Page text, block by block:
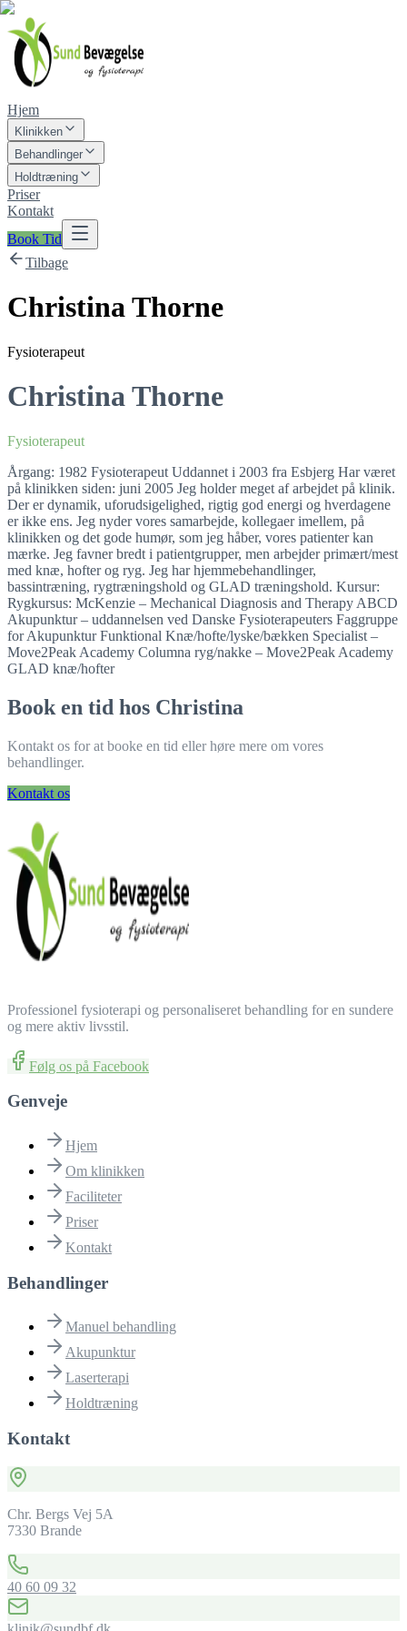
Hjem
Klinikken
Behandlinger
Holdtræning
Priser
Kontakt
Book Tid
Tilbage
Christina Thorne
Fysioterapeut
Christina Thorne
Fysioterapeut
Årgang: 1982 Fysioterapeut Uddannet i 2003 fra Esbjerg Har været
på klinikken siden: juni 2005 Jeg holder meget af arbejdet på klinik.
Der er dynamik, uforudsigelighed, rigtig god energi og hverdagene
er ikke ens. Jeg nyder vores samarbejde, kollegaer imellem, på
klinikken og det gode humør, som jeg håber, vores patienter kan
mærke. Jeg favner bredt i patientgrupper, men arbejder primært/mest
med knæ, hofter og ryg. Jeg har hjemmebehandlinger,
bassintræning, rygtræningshold og GLAD træningshold. Kursur:
Rygkursus: McKenzie – Mechanical Diagnosis and Therapy ABCD
Akupunktur – uddannelsen ved Danske Fysioterapeuters Faggruppe
for Akupunktur Funktional Knæ/hofte/lyske/bækken Specialist –
Move2Peak Academy Columna ryg/nakke – Move2Peak Academy
GLAD knæ/hofter
Book en tid hos Christina
Kontakt os for at booke en tid eller høre mere om vores
behandlinger.
Kontakt os
Professionel fysioterapi og personaliseret behandling for en sundere
og mere aktiv livsstil.
Følg os på Facebook
Genveje
Hjem
Om klinikken
Faciliteter
Priser
Kontakt
Behandlinger
Manuel behandling
Akupunktur
Laserterapi
Holdtræning
Kontakt
Chr. Bergs Vej 5A
7330 Brande
40 60 09 32